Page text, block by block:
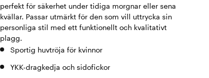
perfekt för säkerhet under tidiga morgnar eller sena
kvällar. Passar utmärkt för den som vill uttrycka sin
personliga stil med ett funktionellt och kvalitativt
plagg.
Sportig huvtröja för kvinnor
YKK-dragkedja och sidofickor